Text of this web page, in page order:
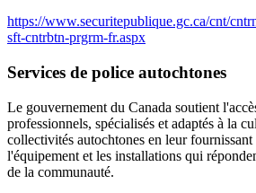
https://www.securitepublique.gc.ca/cnt/
sft-cntrbtn-prgrm-fr.aspx
Services de police autochtones
Le gouvernement du Canada soutient
professionnels, spécialisés et adaptés à la
collectivités autochtones en leur fournissant
l'équipement et les installations qui
de la communauté.